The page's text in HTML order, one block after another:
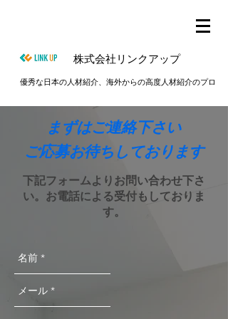
株式会社リンクアップ
優秀な日本の人材紹介、海外からの高度人材紹介のプロ
​まずはご連絡下さい
​ご応募お待ちしております
下記フォームよりお問い合わせ下さ
い。お電話による受付もしておりま
す。